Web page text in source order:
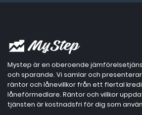
Mystep är en oberoende
och sparande. Vi samlar och
räntor och lånevillkor från ett flertal
låneförmedlare. Räntor och villkor
tjänsten är kostnadsfri för dig som